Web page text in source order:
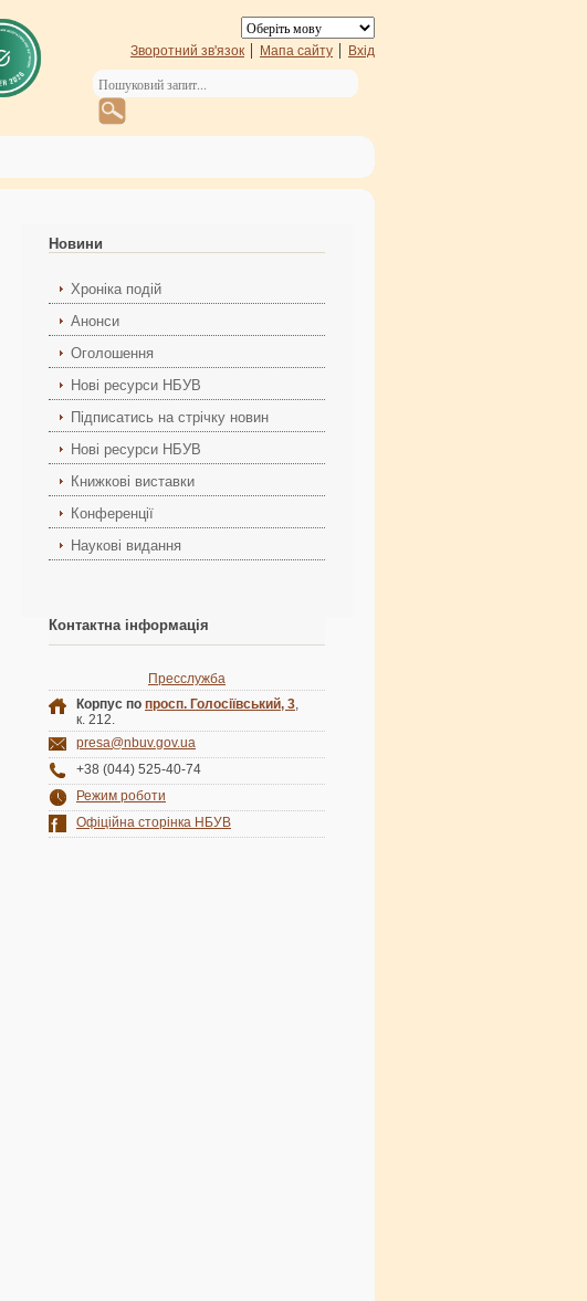
Зворотний зв'язок Мапа сайту Вхід
Новини
Хроніка подій
Анонси
Оголошення
Нові ресурси НБУВ
Підписатись на стрічку новин
Нові ресурси НБУВ
Книжкові виставки
Конференції
Наукові видання
Контактна інформація
Пресслужба
Корпус по просп. Голосіївський, 3,
к. 212.
presa@nbuv.gov.ua
+38 (044) 525-40-74
Режим роботи
Офіційна сторінка НБУВ